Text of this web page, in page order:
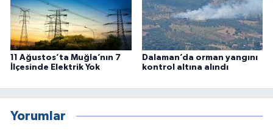
11 Ağustos’ta Muğla’nın 7
İlçesinde Elektrik Yok
Dalaman’da orman yangını
kontrol altına alındı
Yorumlar